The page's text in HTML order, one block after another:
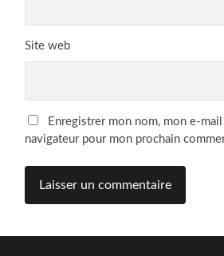
Site web
Enregistrer mon nom, mon e-
navigateur pour mon prochain